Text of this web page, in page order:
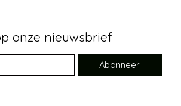
onze nieuwsbrief
Abonneer